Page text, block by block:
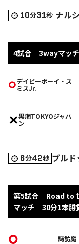
10分31秒 ナル
4試合 3wayマッ
デイビーボーイ・ス
ミスJr.
黒潮TOKYOジャパ
ン
6分42秒 ブル
第5試合 Road to
マッチ 30分1本勝
諏訪魔